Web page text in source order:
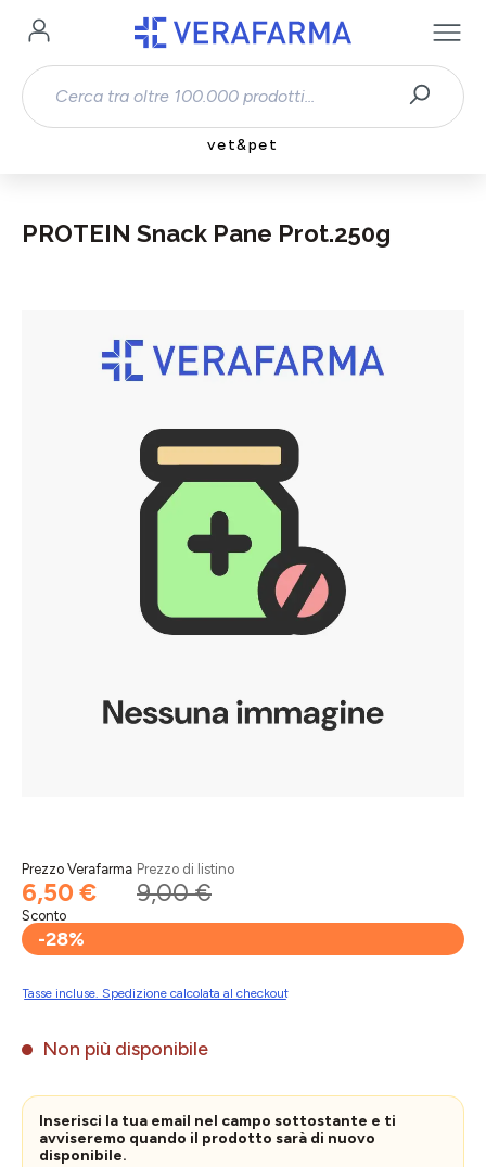
Passa al contenuto principale
vet&pet
PROTEIN Snack Pane Prot.250g
Prezzo Verafarma
6,50 €
Prezzo di listino
9,00 €
Sconto
-28%
Tasse incluse. Spedizione calcolata al checkout
Non più disponibile
Inserisci la tua email nel campo sottostante e ti
avviseremo quando il prodotto sarà di nuovo
disponibile.